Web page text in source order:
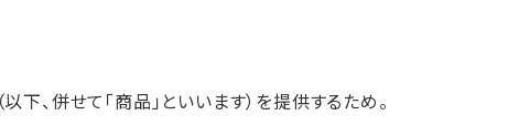
、併せて「商品」といいます）を提供するため。